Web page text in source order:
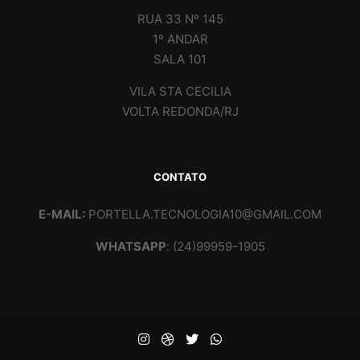
RUA 33 Nº 145
1º ANDAR
SALA 101
VILA STA CECILIA
VOLTA REDONDA/RJ
CONTATO
E-MAIL: PORTELLA.TECNOLOGIA10@GMAIL.COM
WHATSAPP: (24)99959-1905